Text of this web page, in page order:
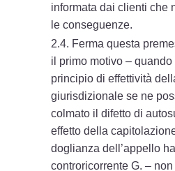
informata dai clienti che
le conseguenze.
2.4. Ferma questa
il primo motivo – quando
principio di effettività
giurisdizionale se ne
colmato il difetto di
effetto della
doglianza dell’appello
controricorrente G. –